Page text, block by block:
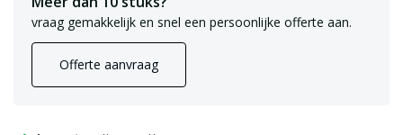
vraag gemakkelijk en snel een persoonlijke offerte aan.
Offerte aanvraag